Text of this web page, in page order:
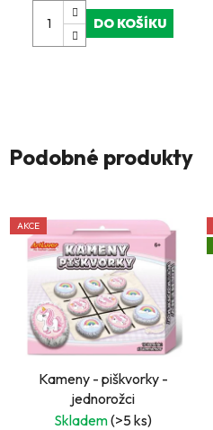
DO KOŠÍKU
Podobné produkty
AKCE
Kameny - piškvorky -
jednorožci
Skladem(>5 ks)